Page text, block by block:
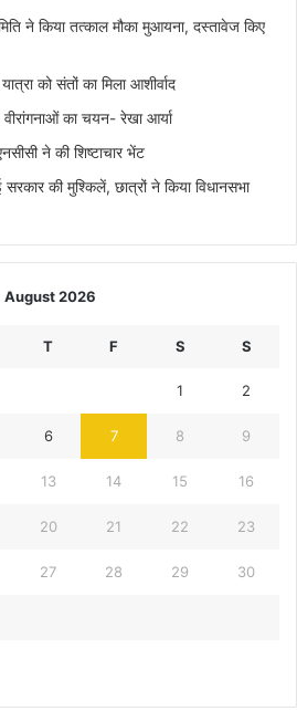
ने किया तत्काल मौका मुआयना, दस्तावेज किए
को संतों का मिला आशीर्वाद
का चयन- रेखा आर्या
ने की शिष्टाचार भेंट
की मुश्किलें, छात्रों ने किया विधानसभा
August 2026
T F S S
1 2
6 7 8 9
13 14 15 16
20 21 22 23
27 28 29 30